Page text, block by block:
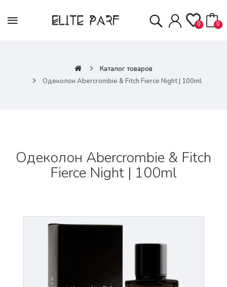
0 0
Каталог товаров
Одеколон Abercrombie & Fitch Fierce Night | 100ml
Одеколон Abercrombie & Fitch
Fierce Night | 100ml